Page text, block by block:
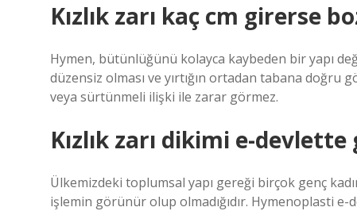
Kızlık zarı kaç cm girerse
Hymen, bütünlüğünü kolayca kaybeden bir yapı
düzensiz olması ve yırtığın ortadan tabana
veya sürtünmeli ilişki ile zarar görmez.
Kızlık zarı dikimi e-
Ülkemizdeki toplumsal yapı gereği birçok genç
işlemin görünür olup olmadığıdır. Hymenoplasti